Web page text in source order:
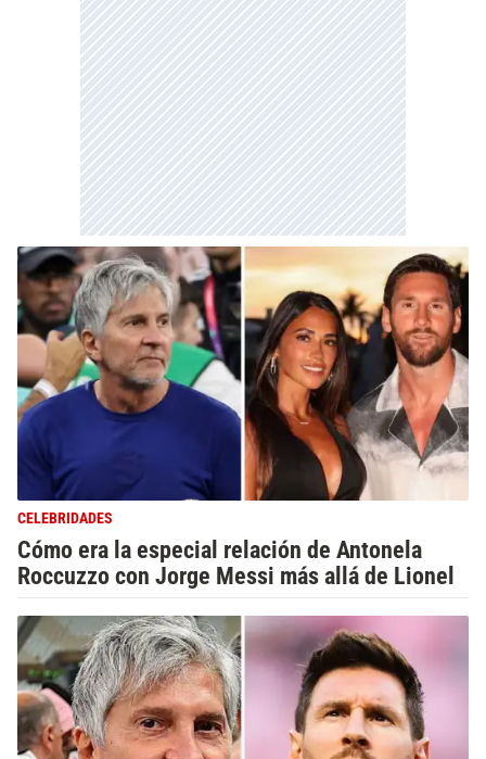
CELEBRIDADES
Cómo era la especial relación de Antonela
Roccuzzo con Jorge Messi más allá de Lionel